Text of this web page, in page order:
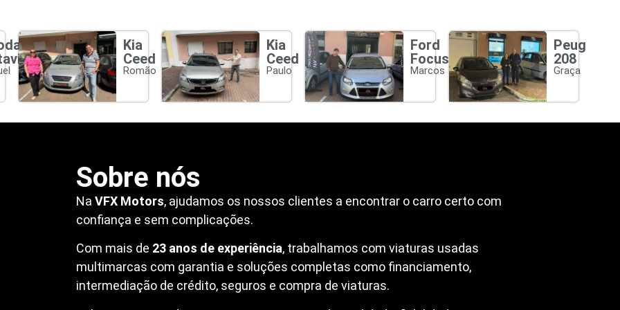
Kia
Ceed
Romão
Kia
Ceed
Paulo
Ford
Focus
Marcos
Peugeot
208
Graça
Sobre nós
Na VFX Motors, ajudamos os nossos clientes a encontrar o carro certo com
confiança e sem complicações.
Com mais de 23 anos de experiência, trabalhamos com viaturas usadas
multimarcas com garantia e soluções completas como financiamento,
intermediação de crédito, seguros e compra de viaturas.